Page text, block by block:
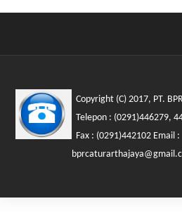
Copyright (C) 2017, PT.
Telepon : (0291)446279,
Fax : (0291)442102 Email :